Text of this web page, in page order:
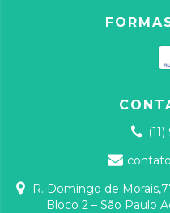
R. Domingo de
Bloco 2 – São Paulo